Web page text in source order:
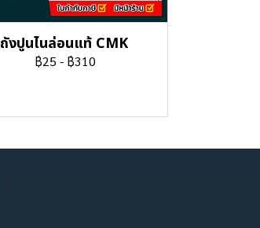
ถังปูนไนล่อนแท้ CMK
฿25 - ฿310